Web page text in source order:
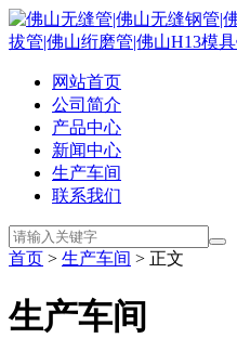
网站首页
公司简介
产品中心
新闻中心
生产车间
联系我们
首页 > 生产车间 > 正文
生产车间